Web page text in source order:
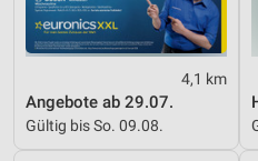
4,1 km
Angebote ab 29.07.
Gültig bis So. 09.08.